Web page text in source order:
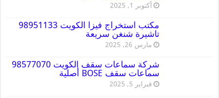
أكتوبر 1, 2025
مكتب استخراج فيزا الكويت 98951133
تاشيرة شنغن سريعة
مارس 26, 2025
شركة سماعات سقف الكويت 98577070
سماعات سقف BOSE أصلية
فبراير 5, 2025